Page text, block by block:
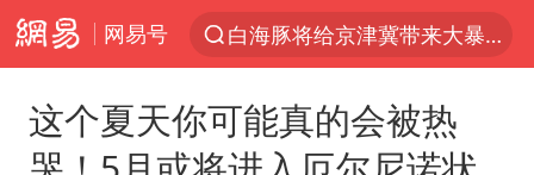
网易号
白海豚将给京津冀带来大暴雨
杭州机场已取消航班388架次
这个夏天你可能真的会被热